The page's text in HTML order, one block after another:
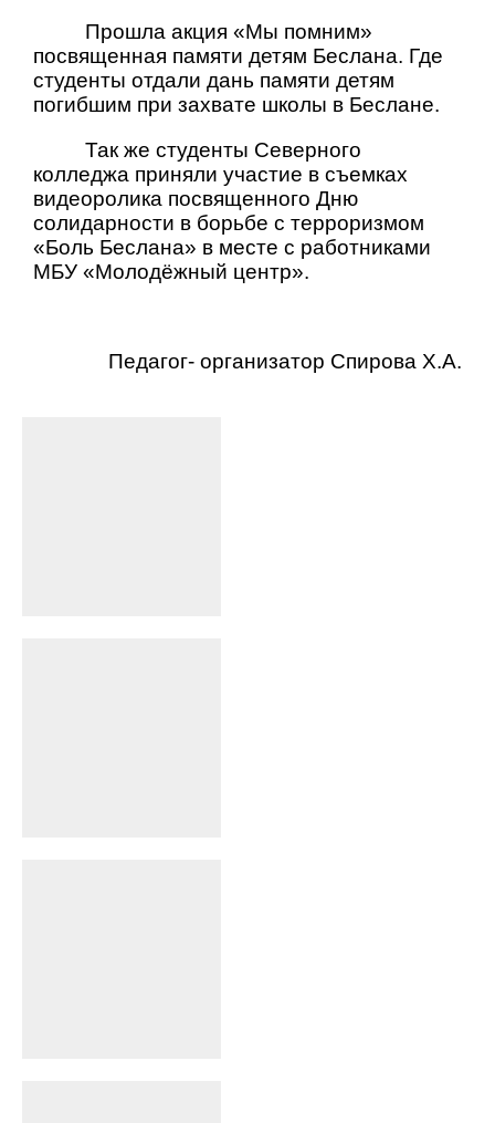
Прошла акция «Мы помним»
посвященная памяти детям Беслана. Где
студенты отдали дань памяти детям
погибшим при захвате школы в Беслане.
Так же студенты Северного
колледжа приняли участие в съемках
видеоролика посвященного Дню
солидарности в борьбе с терроризмом
«Боль Беслана» в месте с работниками
МБУ «Молодёжный центр».
Педагог- организатор Спирова Х.А.